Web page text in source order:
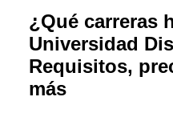
¿Qué carreras
Universidad
Requisitos,
más